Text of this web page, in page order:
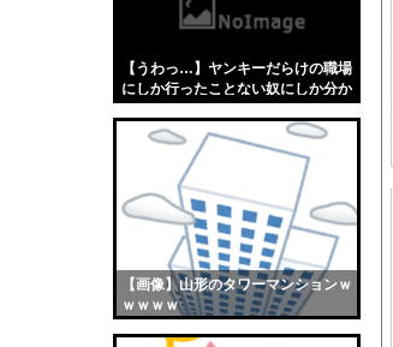
【うわっ…】ヤンキーだらけの職場
にしか行ったことない奴にしか分か
ぎた件w w w w w w w w w w
【画像】山形のタワーマンションｗ
ｗｗｗｗ